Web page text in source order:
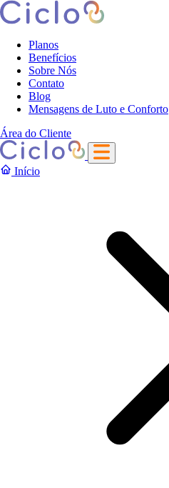
Planos
Benefícios
Sobre Nós
Contato
Blog
Mensagens de Luto e Conforto
Área do Cliente
Início